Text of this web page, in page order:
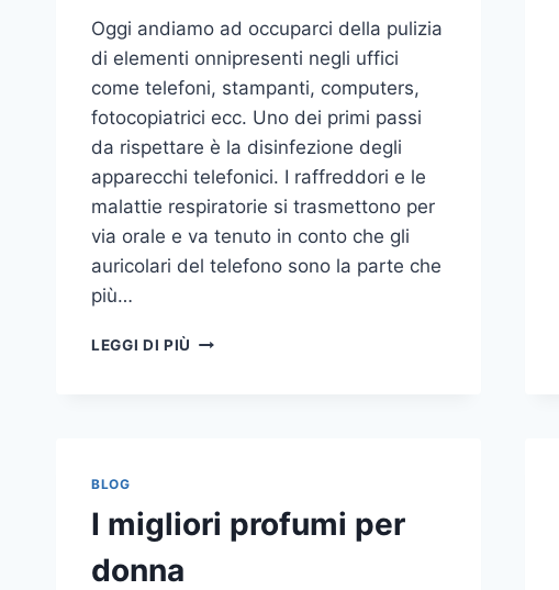
Oggi andiamo ad occuparci della pulizia
di elementi onnipresenti negli uffici
come telefoni, stampanti, computers,
fotocopiatrici ecc. Uno dei primi passi
da rispettare è la disinfezione degli
apparecchi telefonici. I raffreddori e le
malattie respiratorie si trasmettono per
via orale e va tenuto in conto che gli
auricolari del telefono sono la parte che
più…
LEGGI DI PIÙ UN
DELLE
APPARECCHIATURE
BLOG
I migliori profumi per
donna